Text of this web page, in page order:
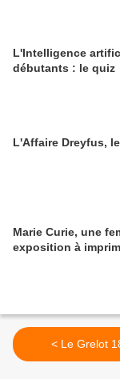
L'Intelligence
débutants : le quiz
L'Affaire Dreyfus,
Marie Curie, une
exposition à
< Le Grelot